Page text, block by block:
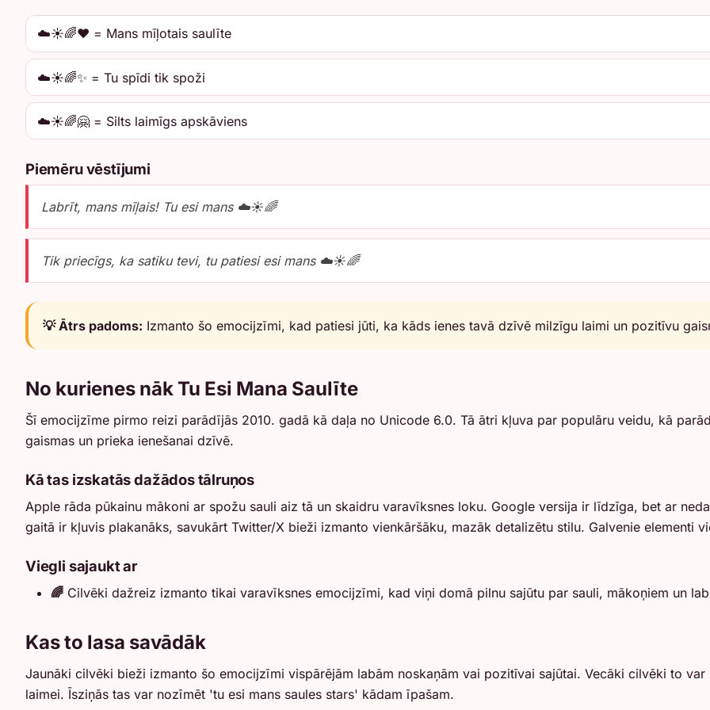
☁️☀️🌈❤️ = Mans mīļotais saulīte
☁️☀️🌈✨ = Tu spīdi tik spoži
☁️☀️🌈🤗 = Silts laimīgs apskāviens
Piemēru vēstījumi
Labrīt, mans mīļais! Tu esi mans ☁️☀️🌈
Tik priecīgs, ka satiku tevi, tu patiesi esi mans ☁️☀️🌈
💡 Ātrs padoms: Izmanto šo emocijzīmi, kad patiesi jūti, ka kāds ienes tavā dzīvē milzīgu laimi un pozitīvu
No kurienes nāk Tu Esi Mana Saulīte
Šī emocijzīme pirmo reizi parādījās 2010. gadā kā daļa no Unicode 6.0. Tā ātri kļuva par populāru veidu, kā
gaismas un prieka ienešanai dzīvē.
Kā tas izskatās dažādos tālruņos
Apple rāda pūkainu mākoni ar spožu sauli aiz tā un skaidru varavīksnes loku. Google versija ir līdzīga, bet ar
gaitā ir kļuvis plakanāks, savukārt Twitter/X bieži izmanto vienkāršāku, mazāk detalizētu stilu. Galvenie elementi
Viegli sajaukt ar
🌈 Cilvēki dažreiz izmanto tikai varavīksnes emocijzīmi, kad viņi domā pilnu sajūtu par sauli, mākoņiem un
Kas to lasa savādāk
Jaunāki cilvēki bieži izmanto šo emocijzīmi vispārējām labām noskaņām vai pozitīvai sajūtai. Vecāki cilvēki to
laimei. Īsziņās tas var nozīmēt 'tu esi mans saules stars' kādam īpašam.